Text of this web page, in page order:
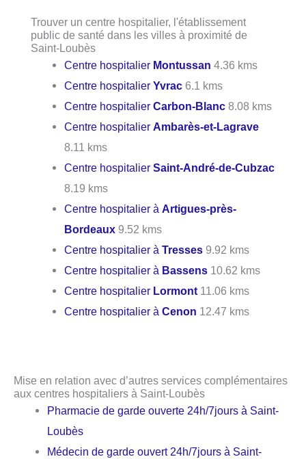
Trouver un centre hospitalier, l'établissement
public de santé dans les villes à proximité de
Saint-Loubès
Centre hospitalier Montussan 4.36 kms
Centre hospitalierYvrac 6.1 kms
Centre hospitalierCarbon-Blanc 8.08 kms
Centre hospitalierAmbarès-et-Lagrave
8.11 kms
Centre hospitalierSaint-André-de-Cubzac
8.19 kms
Centre hospitalier àArtigues-près-
Bordeaux 9.52 kms
Centre hospitalier àTresses 9.92 kms
Centre hospitalier à Bassens 10.62 kms
Centre hospitalier Lormont 11.06 kms
Centre hospitalier àCenon 12.47 kms
Mise en relation avec d’autres services complémentaires
aux centres hospitaliers à Saint-Loubès
Pharmacie de garde ouverte 24h/7jours à Saint-
Loubès
Médecin de garde ouvert 24h/7jours à Saint-